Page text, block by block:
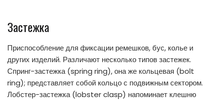
Застежка
Приспособление для фиксации ремешков, бус, колье и
других изделий. Различают несколько типов застежек.
Спринг-застежка (spring ring), она же кольцевая (bolt
ring); представляет собой кольцо с подвижным сектором.
Лобстер-застежка (lobster clasp) напоминает клешню